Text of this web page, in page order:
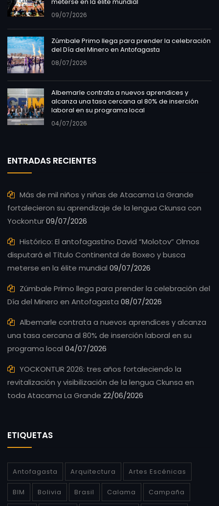
09/07/2026
Zúmbale Primo llega para prender la celebración
del Día del Minero en Antofagasta
08/07/2026
Albemarle contrata a nuevos aprendices y
alcanza una tasa cercana al 80% de inserción
laboral en su programa local
04/07/2026
ENTRADAS RECIENTES
Más de mil niños y niñas de Atacama La Grande
fortalecieron su aprendizaje de la lengua Ckunsa con
Yockontur09/07/2026
Histórico: El antofagastino David “Molotov” Olmos
disputará el Título Continental de Boxeo y busca
meterse en la élite mundial 09/07/2026
Zúmbale Primo llega para prender la celebración del
Día del Minero en Antofagasta 08/07/2026
Albemarle contrata a nuevos aprendices y alcanza
una tasa cercana al 80% de inserción laboral en su
programa local 04/07/2026
YOCKONTUR 2026: tres años fortaleciendo la
revitalización y visibilización de la lengua Ckunsa en
toda Atacama La Grande 22/06/2026
ETIQUETAS
Antofagasta Arquitectura Artes Escénicas
BIM Bolivia Brasil Calama Campaña